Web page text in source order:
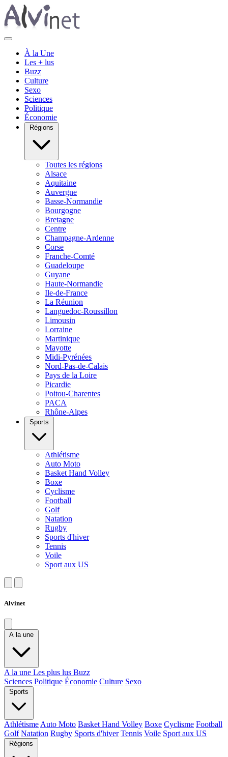
À la Une
Les + lus
Buzz
Culture
Sexo
Sciences
Politique
Économie
Régions
Toutes les régions
Alsace
Aquitaine
Auvergne
Basse-Normandie
Bourgogne
Bretagne
Centre
Champagne-Ardenne
Corse
Franche-Comté
Guadeloupe
Guyane
Haute-Normandie
Ile-de-France
La Réunion
Languedoc-Roussillon
Limousin
Lorraine
Martinique
Mayotte
Midi-Pyrénées
Nord-Pas-de-Calais
Pays de la Loire
Picardie
Poitou-Charentes
PACA
Rhône-Alpes
Sports
Athlétisme
Auto Moto
Basket Hand Volley
Boxe
Cyclisme
Football
Golf
Natation
Rugby
Sports d'hiver
Tennis
Voile
Sport aux US
Alvinet
A la une
A la une Les plus lus Buzz
Sciences Politique Économie Culture Sexo
Sports
Athlétisme Auto Moto Basket Hand Volley Boxe Cyclisme Football
Golf Natation Rugby Sports d'hiver Tennis Voile Sport aux US
Régions